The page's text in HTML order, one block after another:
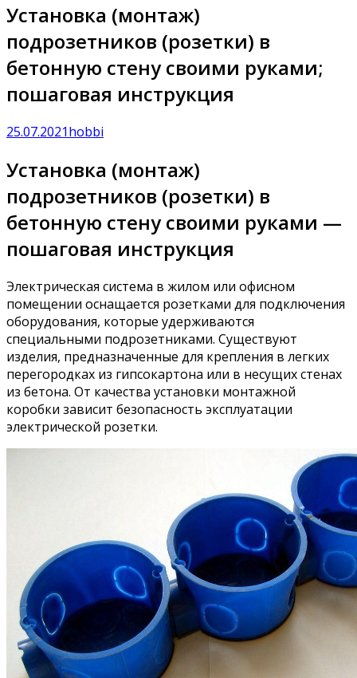
Установка (монтаж)
подрозетников (розетки) в
бетонную стену своими руками;
пошаговая инструкция
25.07.2021hobbi
Установка (монтаж)
подрозетников (розетки) в
бетонную стену своими руками —
пошаговая инструкция
Электрическая система в жилом или офисном
помещении оснащается розетками для подключения
оборудования, которые удерживаются
специальными подрозетниками. Существуют
изделия, предназначенные для крепления в легких
перегородках из гипсокартона или в несущих стенах
из бетона. От качества установки монтажной
коробки зависит безопасность эксплуатации
электрической розетки.